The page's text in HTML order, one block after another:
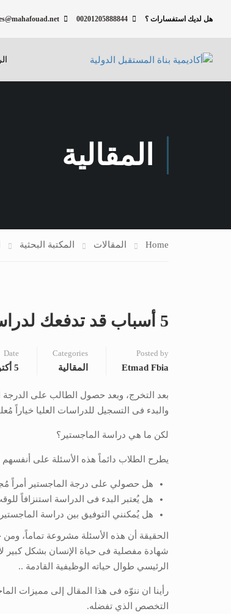
هل لديك استفسارات ؟ 00201205888844
المقالية
Home المقالات المكتبة البحثية
5 أسباب قد تدفعك لدراسة مرحلة الماجستير
Posted by
Etmad Fbia
Categories
المقالية
Date
5 أكتوبر، 2021
بعد التخرج، وبعد حصول الطالب على الدرجة
والبدء فى التسجيل للدراسات العليا خياراً
لكن ما هي دراسة الماجستير؟
يطرح الطلاب دائماً هذه الأسئلة على
هل حصولي على درجة الماجستير أمراً
هل يُعتبر البدء فى الدراسة استنزافاً
هل يُمكنني التوفيق بين دراسة
الحقيقة أن هذه الأسئلة مشروعة تماماً،
شهادة مفصلية فى حياة الإنسان بشكل كبير
الرئيسي طوال حياته الوظيفية القادمة ..
رأينا ان ننوّه فى هذا المقال إلى مميزات
التخصص الذي تفضله.